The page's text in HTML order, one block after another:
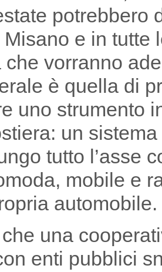
potrebbero
e in tutte
che vorranno
è quella di
uno strumento
un
tutto l’asse
mobile e
automobile.
una
enti pubblici